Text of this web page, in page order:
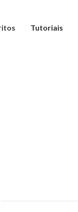
Tutoriais